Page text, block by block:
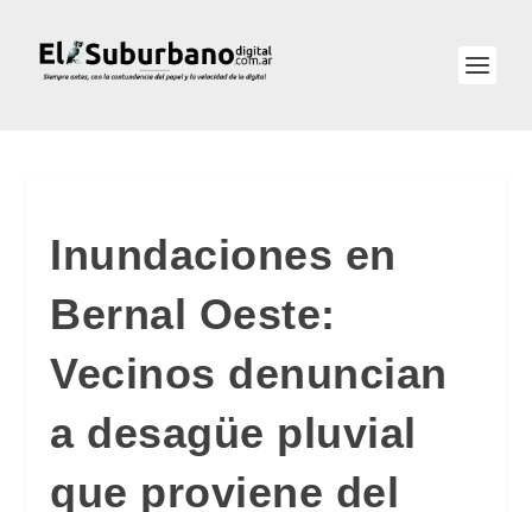
Inundaciones en
Bernal Oeste:
Vecinos denuncian
a desagüe pluvial
que proviene del